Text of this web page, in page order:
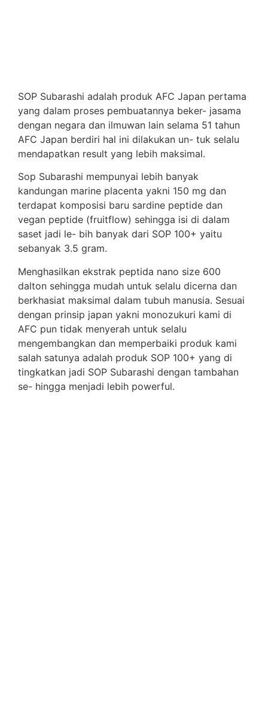
SOP Subarashi adalah produk AFC Japan pertama
yang dalam proses pembuatannya beker- jasama
dengan negara dan ilmuwan lain selama 51 tahun
AFC Japan berdiri hal ini dilakukan un- tuk selalu
mendapatkan result yang lebih maksimal.
Sop Subarashi mempunyai lebih banyak
kandungan marine placenta yakni 150 mg dan
terdapat komposisi baru sardine peptide dan
vegan peptide (fruitflow) sehingga isi di dalam
saset jadi le- bih banyak dari SOP 100+ yaitu
sebanyak 3.5 gram.
Menghasilkan ekstrak peptida nano size 600
dalton sehingga mudah untuk selalu dicerna dan
berkhasiat maksimal dalam tubuh manusia. Sesuai
dengan prinsip japan yakni monozukuri kami di
AFC pun tidak menyerah untuk selalu
mengembangkan dan memperbaiki produk kami
salah satunya adalah produk SOP 100+ yang di
tingkatkan jadi SOP Subarashi dengan tambahan
se- hingga menjadi lebih powerful.